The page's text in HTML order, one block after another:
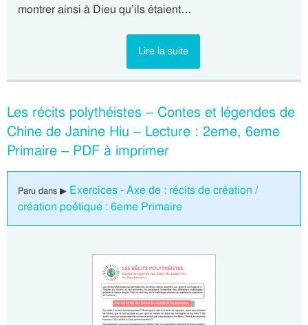
montrer ainsi à Dieu qu’ils étaient…
Lire la suite
Les récits polythéistes – Contes et légendes de
Chine de Janine Hiu – Lecture : 2eme, 6eme
Primaire – PDF à imprimer
Paru dans ▶ Exercices - Axe de : récits de création /
création poétique : 6eme Primaire